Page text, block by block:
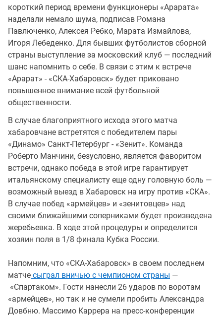
короткий период времени функционеры «Арарата»
наделали немало шума, подписав Романа
Павлюченко, Алексея Ребко, Марата Измайлова,
Игоря Лебеденко. Для бывших футболистов сборной
страны выступление за московский клуб — последний
шанс напомнить о себе. В связи с этим к встрече
«Арарат» - «СКА-Хабаровск» будет приковано
повышенное внимание всей футбольной
общественности.
В случае благоприятного исхода этого матча
хабаровчане встретятся с победителем пары
«Динамо» Санкт-Петербург - «Зенит». Команда
Роберто Манчини, безусловно, является фаворитом
встречи, однако победа в этой игре гарантирует
итальянскому специалисту еще одну головную боль —
возможный выезд в Хабаровск на игру против «СКА».
В случае побед «армейцев» и «зенитовцев» над
своими ближайшими соперниками будет произведена
жеребьевка. В ходе этой процедуры и определится
хозяин поля в 1/8 финала Кубка России.
Напомним, что «СКА-Хабаровск» в своем последнем
матче сыграл вничью с чемпионом страны —
«Спартаком». Гости нанесли 26 ударов по воротам
«армейцев», но так и не сумели пробить Александра
Довбню. Массимо Каррера на пресс-конференции